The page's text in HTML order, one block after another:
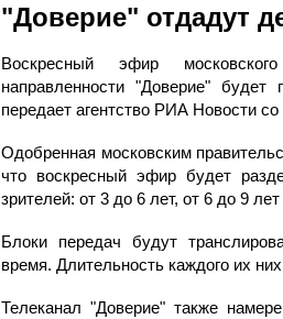
"Доверие" отдадут
Воскресный эфир
направленности "Доверие"
передает агентство РИА Новости
Одобренная московским
что воскресный эфир будет
зрителей: от 3 до 6 лет, от 6 до 9
Блоки передач будут
время. Длительность каждого их
Телеканал "Доверие" также